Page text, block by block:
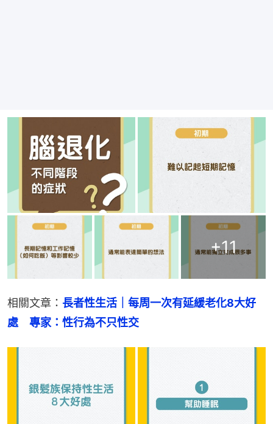
+11
相關文章： 長者性生活｜每周一次有延緩老化8大好
處　專家：性行為不只性交